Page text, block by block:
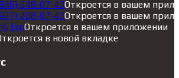
248-07-43Откроется в вашем
208-07-43Откроется в вашем
Откроется в вашем приложении
в новой вкладке